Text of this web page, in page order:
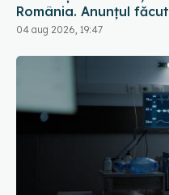
România. Anunțul
04 aug 2026, 19:47